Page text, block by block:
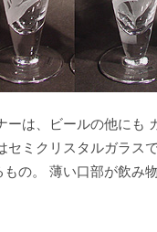
ーは、ビールの他にも
ミクリスタルガラス
の。 薄い口部が飲み